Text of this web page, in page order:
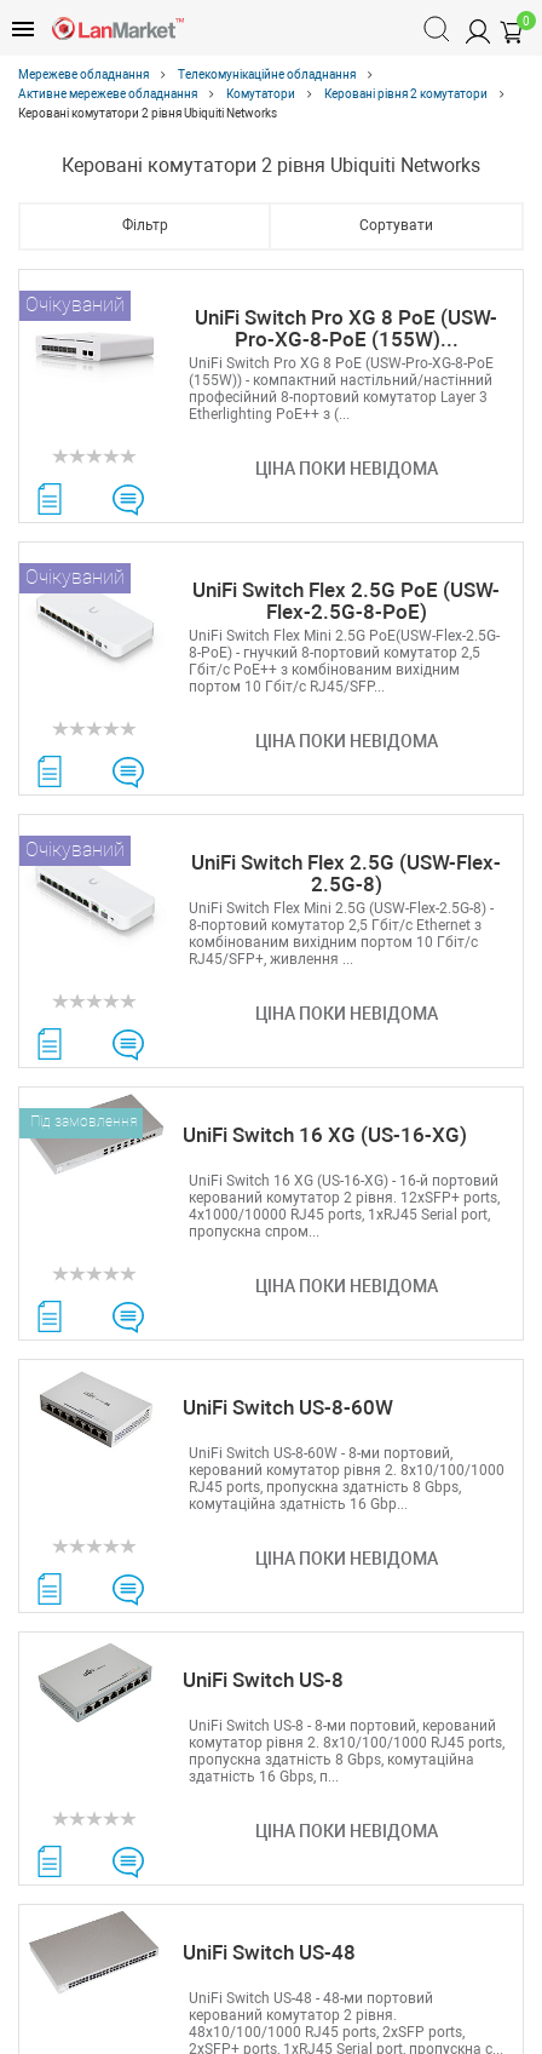
0
Мережеве обладнання
Телекомунікаційне обладнання
Активне мережеве обладнання
Комутатори
Керовані рівня 2 комутатори
Керовані комутатори 2 рівня Ubiquiti Networks
Керовані комутатори 2 рівня Ubiquiti Networks
Фільтр Сортувати
UniFi Switch Pro XG 8 PoE (USW-
Pro-XG-8-PoE (155W)...
Очікуваний
ЦІНА ПОКИ НЕВІДОМА
UniFi Switch Pro XG 8 PoE (USW-Pro-XG-8-PoE
(155W)) - компактний настільний/настінний
професійний 8-портовий комутатор Layer 3
Etherlighting PoE++ з (...
UniFi Switch Flex 2.5G PoE (USW-
Flex-2.5G-8-PoE)
Очікуваний
ЦІНА ПОКИ НЕВІДОМА
UniFi Switch Flex Mini 2.5G PoE(USW-Flex-2.5G-
8-PoE) - гнучкий 8-портовий комутатор 2,5
Гбіт/с PoE++ з комбінованим вихідним
портом 10 Гбіт/с RJ45/SFP...
UniFi Switch Flex 2.5G (USW-Flex-
2.5G-8)
Очікуваний
ЦІНА ПОКИ НЕВІДОМА
UniFi Switch Flex Mini 2.5G (USW-Flex-2.5G-8) -
8-портовий комутатор 2,5 Гбіт/с Ethernet з
комбінованим вихідним портом 10 Гбіт/с
RJ45/SFP+, живлення ...
UniFi Switch 16 XG (US-16-XG)
Під замовлення
ЦІНА ПОКИ НЕВІДОМА
UniFi Switch 16 XG (US-16-XG) - 16-й портовий
керований комутатор 2 рівня. 12xSFP+ ports,
4х1000/10000 RJ45 ports, 1xRJ45 Serial port,
пропускна спром...
UniFi Switch US-8-60W
ЦІНА ПОКИ НЕВІДОМА
UniFi Switch US-8-60W - 8-ми портовий,
керований комутатор рівня 2. 8x10/100/1000
RJ45 ports, пропускна здатність 8 Gbps,
комутаційна здатність 16 Gbp...
UniFi Switch US-8
ЦІНА ПОКИ НЕВІДОМА
UniFi Switch US-8 - 8-ми портовий, керований
комутатор рівня 2. 8x10/100/1000 RJ45 ports,
пропускна здатність 8 Gbps, комутаційна
здатність 16 Gbps, п...
UniFi Switch US-48
UniFi Switch US-48 - 48-ми портовий
керований комутатор 2 рівня.
48x10/100/1000 RJ45 ports, 2xSFP ports,
2хSFP+ ports, 1xRJ45 Serial port, пропускна с...